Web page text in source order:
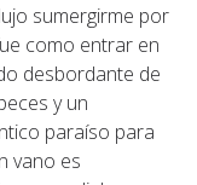
sumergirme por
como entrar en
desbordante de
y un
paraíso para
vano es